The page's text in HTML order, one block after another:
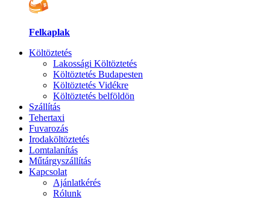
Felkaplak
Költöztetés
Lakossági Költöztetés
Költöztetés Budapesten
Költöztetés Vidékre
Költöztetés belföldön
Szállítás
Tehertaxi
Fuvarozás
Irodaköltöztetés
Lomtalanítás
Műtárgyszállítás
Kapcsolat
Ajánlatkérés
Rólunk